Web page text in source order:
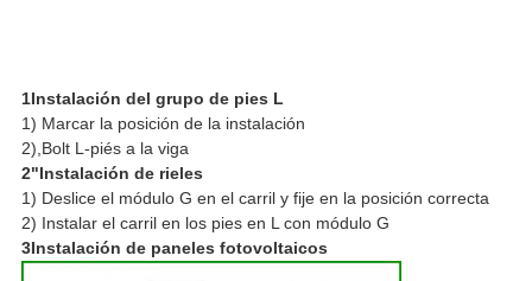
1Instalación del grupo de pies L
1) Marcar la posición de la instalación
2),Bolt L-piés a la viga
2"Instalación de rieles
1) Deslice el módulo G en el carril y fije en la posición correcta
2) Instalar el carril en los pies en L con módulo G
3Instalación de paneles fotovoltaicos